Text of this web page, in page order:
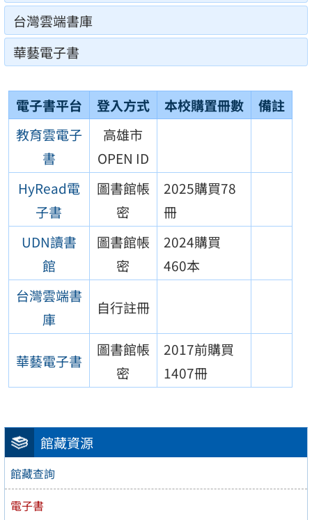
館藏資源
館藏查詢
電子書
台灣雲端書庫
華藝電子書
電子書平台 登入方式 本校購置冊數
備註
教育雲電子
書
高雄市
OPEN ID
HyRead電
子書
圖書館帳
密
2025購買78
冊
UDN讀書
館
圖書館帳
密
2024購買
460本
台灣雲端書
庫
自行註冊
華藝電子書
圖書館帳
密
2017前購買
1407冊